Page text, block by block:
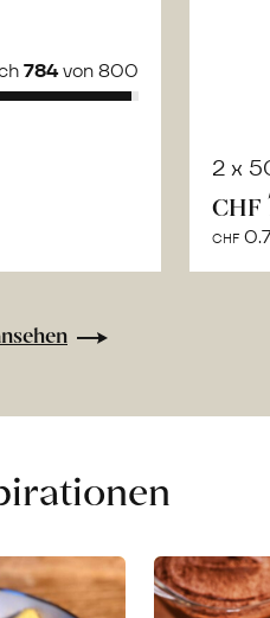
784von 800
2 x
CHF
CHF